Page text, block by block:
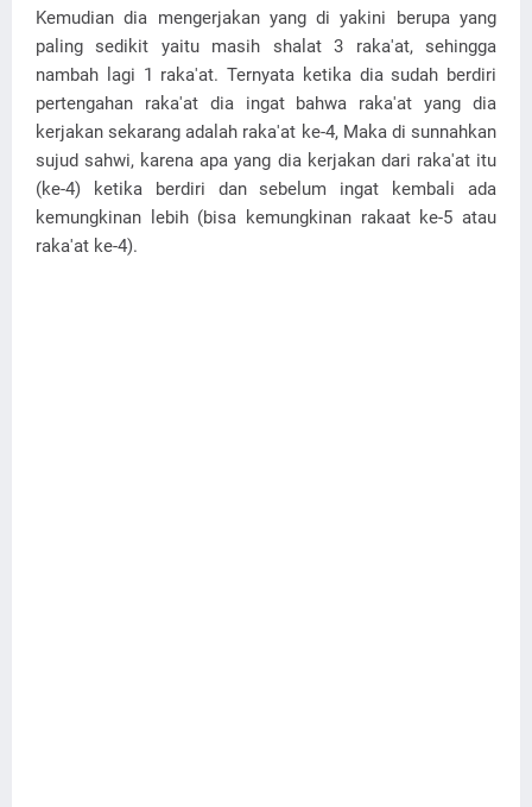
Kemudian dia mengerjakan yang di yakini berupa yang
paling sedikit yaitu masih shalat 3 raka'at, sehingga
nambah lagi 1 raka'at. Ternyata ketika dia sudah berdiri
pertengahan raka'at dia ingat bahwa raka'at yang dia
kerjakan sekarang adalah raka'at ke-4, Maka di sunnahkan
sujud sahwi, karena apa yang dia kerjakan dari raka'at itu
(ke-4) ketika berdiri dan sebelum ingat kembali ada
kemungkinan lebih (bisa kemungkinan rakaat ke-5 atau
raka'at ke-4).